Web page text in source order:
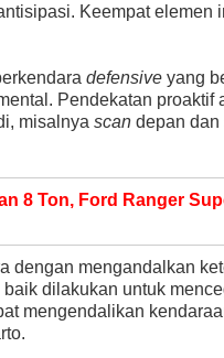
Keempat
defensive yang
Pendekatan
misalnya scan depan dan
8 Ton, Ford Ranger
dengan mengandalkan
dilakukan untuk
mengendalikan